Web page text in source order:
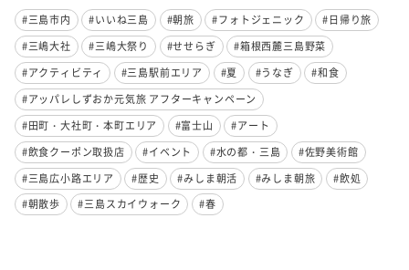
#三島市内 #いいね三島 #朝旅 #フォトジェニック
#日帰り旅
#三嶋大社
#三嶋大祭り #せせらぎ
#箱根西麓三島野菜
#アクティビティ
#三島駅前エリア #夏 #うなぎ
#和食
#アッパレしずおか元気旅 アフターキャンペーン
#田町・大社町・本町エリア
#富士山
#アート
#飲食クーポン取扱店
#イベント #水の都・三島
#佐野美術館
#三島広小路エリア
#歴史 #みしま朝活 #みしま朝旅
#飲処
#朝散歩
#三島スカイウォーク #春